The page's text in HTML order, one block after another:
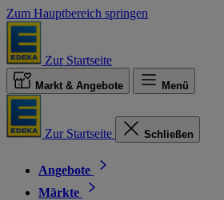
Zum Hauptbereich springen
Zur Startseite
Markt & Angebote Menü
Zur Startseite Schließen
Angebote
Märkte